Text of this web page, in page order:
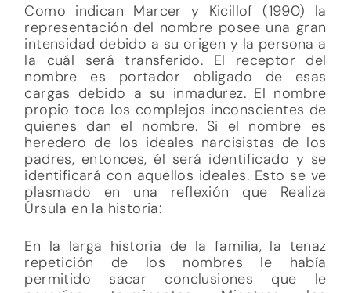
Como indican Marcer y Kicillof (1990) la
representación del nombre posee una gran
intensidad debido a su origen y la persona a
la cuál será transferido. El receptor del
nombre es portador obligado de esas
cargas debido a su inmadurez. El nombre
propio toca los complejos inconscientes de
quienes dan el nombre. Si el nombre es
heredero de los ideales narcisistas de los
padres, entonces, él será identificado y se
identificará con aquellos ideales. Esto se ve
plasmado en una reflexión que Realiza
Úrsula en la historia:
En la larga historia de la familia, la tenaz
repetición de los nombres le había
permitido sacar conclusiones que le